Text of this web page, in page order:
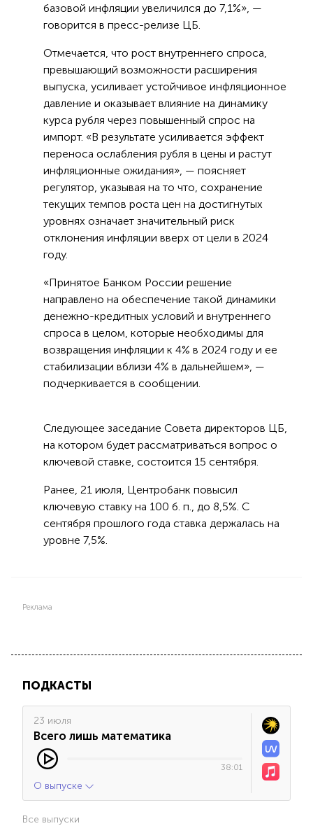
базовой инфляции увеличился до 7,1%», —
говорится в пресс-релизе ЦБ.
Отмечается, что рост внутреннего спроса,
превышающий возможности расширения
выпуска, усиливает устойчивое инфляционное
давление и оказывает влияние на динамику
курса рубля через повышенный спрос на
импорт. «В результате усиливается эффект
переноса ослабления рубля в цены и растут
инфляционные ожидания», — поясняет
регулятор, указывая на то что, сохранение
текущих темпов роста цен на достигнутых
уровнях означает значительный риск
отклонения инфляции вверх от цели в 2024
году.
«Принятое Банком России решение
направлено на обеспечение такой динамики
денежно-кредитных условий и внутреннего
спроса в целом, которые необходимы для
возвращения инфляции к 4% в 2024 году и ее
стабилизации вблизи 4% в дальнейшем», —
подчеркивается в сообщении.
Следующее заседание Совета директоров ЦБ,
на котором будет рассматриваться вопрос о
ключевой ставке, состоится 15 сентября.
Ранее, 21 июля, Центробанк повысил
ключевую ставку на 100 б. п., до 8,5%. C
сентября прошлого года cтавка держалась на
уровне 7,5%.
Реклама
ПОДКАСТЫ
23 июля
Всего лишь математика
38:01
О выпуске
Все выпуски